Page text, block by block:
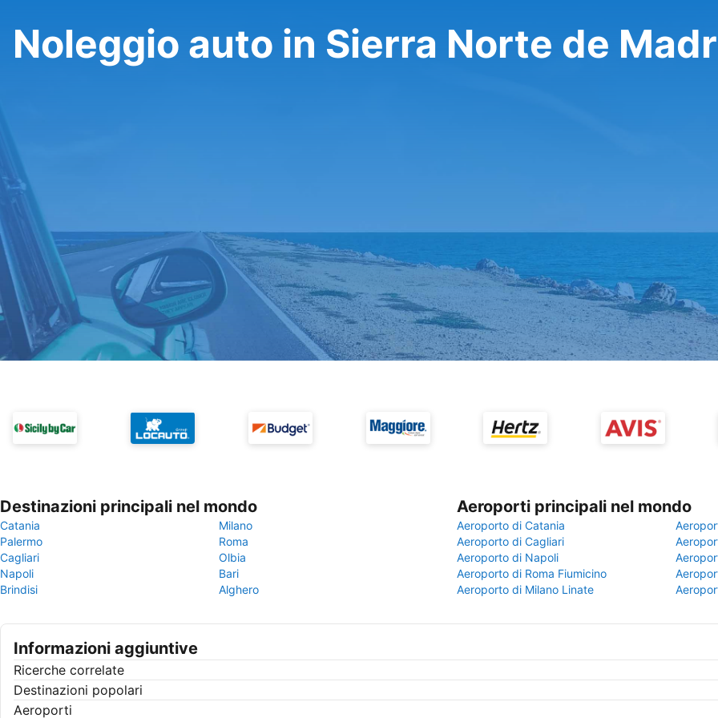
Noleggio auto in Sierra Norte de
Destinazioni principali nel mondo
Catania
Milano
Palermo
Roma
Cagliari
Olbia
Napoli
Bari
Brindisi
Alghero
Aeroporti principali nel mondo
Aeroporto di Catania
Aeroporto di Cagliari
Aeroporto di Napoli
Aeroporto di Roma Fiumicino
Aeroporto di Milano Linate
Informazioni aggiuntive
Ricerche correlate
Destinazioni popolari
Aeroporti